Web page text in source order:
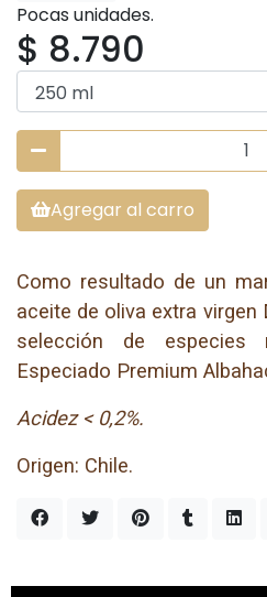
Pocas unidades.
$ 8.790
Agregar al carro
Como resultado de un
aceite de oliva extra virgen
selección de especies
Especiado Premium
Acidez < 0,2%.
Origen: Chile.